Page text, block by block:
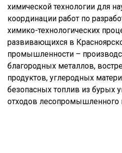
химической технологии для
координации работ по
химико-технологических
развивающихся в
промышленности –
благородных металлов,
продуктов, углеродных
безопасных топлив из бурых
отходов лесопромышленного